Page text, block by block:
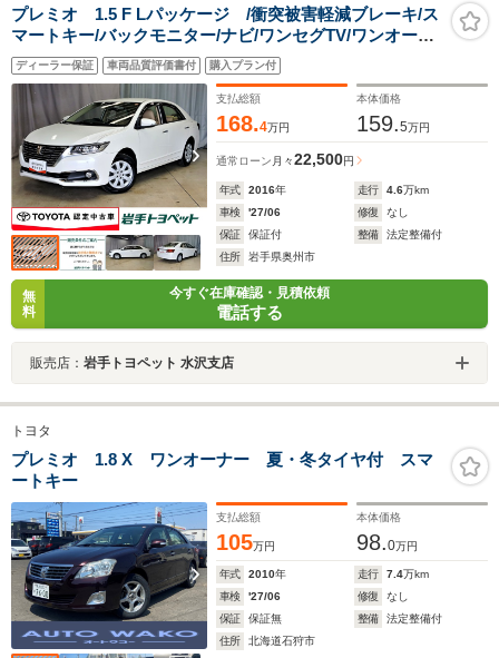
プレミオ 1.5 F Lパッケージ /衝突被害軽減ブレーキ/ス
マートキー/バックモニター/ナビ/ワンセグTV/ワンオーナ
ー
ディーラー保証 車両品質評価書付 購入プラン付
支払総額
168.4万円
本体価格
159.5万円
通常ローン 月々22,500円
年式 2016年 走行 4.6万km
車検
'27/06 修復
なし
保証
保証付 整備
法定整備付
住所
岩手県奥州市
無
料
今すぐ在庫確認・見積依頼
電話する
販売店： 岩手トヨペット 水沢支店
トヨタ
プレミオ 1.8 X ワンオーナー 夏・冬タイヤ付 スマ
ートキー
支払総額
105万円
本体価格
98.0万円
年式 2010年 走行 7.4万km
車検
'27/06 修復
なし
保証
保証無 整備
法定整備付
住所
北海道石狩市